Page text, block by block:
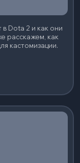
Dota 2 и как они
расскажем, как
кастомизации.